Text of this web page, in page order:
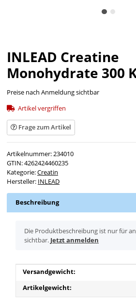
INLEAD Creatine
Monohydrate 300
Preise nach Anmeldung sichtbar
Artikel vergriffen
Frage zum Artikel
Artikelnummer:234010
GTIN:4262424460235
Kategorie:Creatin
Hersteller: INLEAD
Beschreibung
x
Die Produktbeschreibung ist nur für
sichtbar. Jetzt anmelden
Produkteigenschaft
Wert
Versandgewicht:
Artikelgewicht: